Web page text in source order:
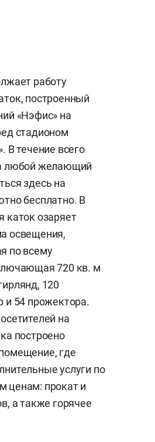
работу
построенный
«Нэфис» на
стадионом
В течение всего
любой желающий
здесь на
бесплатно. В
каток озаряет
освещения,
по всему
720 кв. м
120
и 54 прожектора.
на
построено
где
услуги по
ценам: прокат и
а также горячее